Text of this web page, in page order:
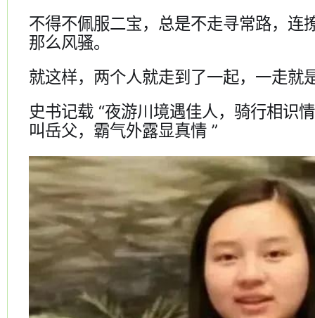
不得不佩服二宝，总是不走寻常路，连
那么风骚。
就这样，两个人就走到了一起，一走就
史书记载 “夜游川境遇佳人，骑行相识
叫岳父，霸气外露显真情 ”